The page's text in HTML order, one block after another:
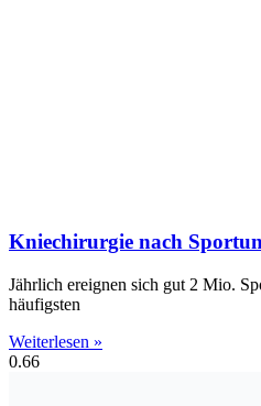
Kniechirurgie nach
Jährlich ereignen sich gut 2 Mio.
häufigsten
Weiterlesen »